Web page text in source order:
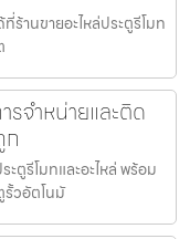
ร้านขายอะไหล่ประตูรีโมท
จำหน่ายและติด
ก
ตูรีโมทและอะไหล่ พร้อม
วอัตโนมั